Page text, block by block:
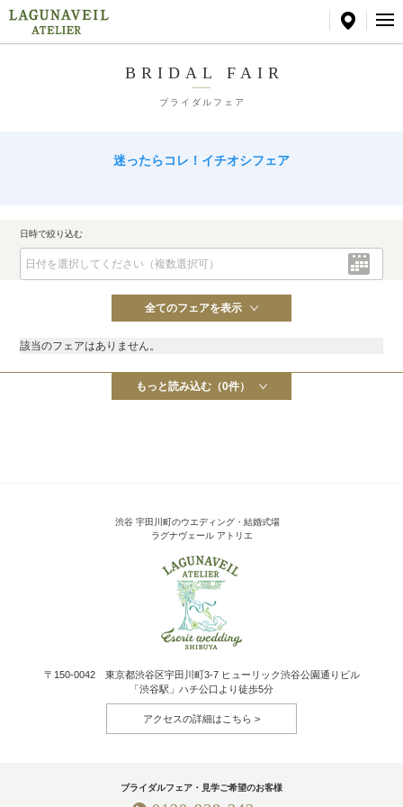
BRIDAL FAIR
ブライダルフェア
迷ったらコレ！イチオシフェア
日時で絞り込む
全てのフェアを表示
該当のフェアはありません。
もっと読み込む（0件）
渋谷 宇田川町のウエディング・結婚式場
ラグナヴェール アトリエ
〒150-0042 東京都渋谷区宇田川町3-7 ヒューリック渋谷公園通りビル
「渋谷駅」ハチ公口より徒歩5分
アクセスの詳細はこちら
ブライダルフェア・見学ご希望のお客様